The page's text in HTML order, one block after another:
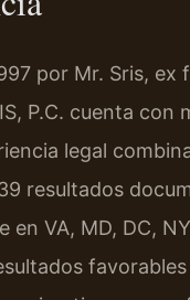
por Mr. Sris,
P.C. cuenta con
legal
resultados
en VA, MD, DC,